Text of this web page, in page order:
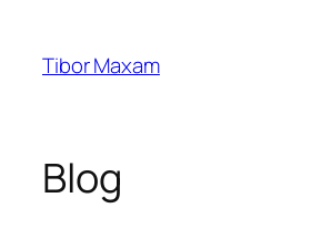
springen
Tibor Maxam
Blog